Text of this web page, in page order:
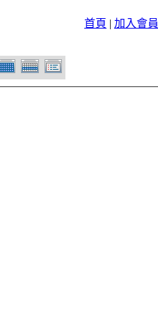
首頁 | 加入會員